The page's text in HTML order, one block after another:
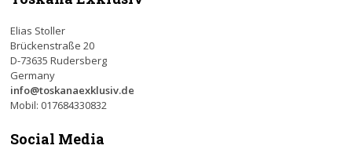
Elias Stoller
Brückenstraße 20
D-73635 Rudersberg
Germany
info@toskanaexklusiv.de
Mobil: 017684330832
Social Media